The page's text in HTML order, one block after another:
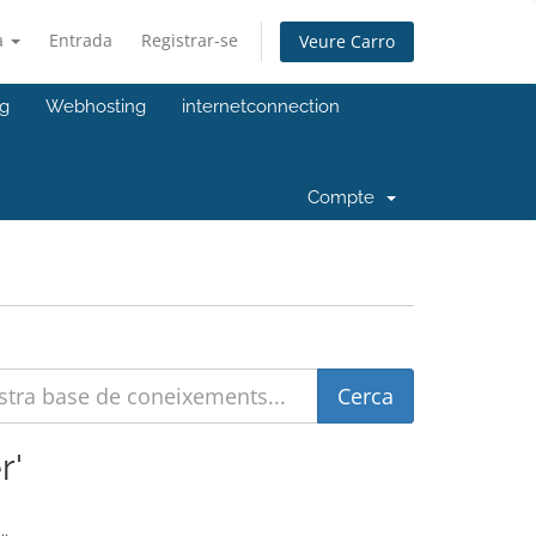
Entrada Registrar-se Veure Carro
Webhosting internetconnection
Compte